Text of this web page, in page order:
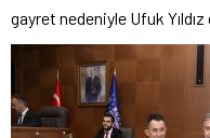
gayret nedeniyle Ufuk